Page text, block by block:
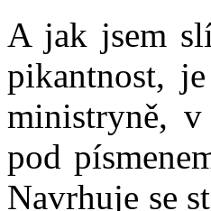
A jak jsem
pikantnost,
ministryně,
pod
Navrhuje se